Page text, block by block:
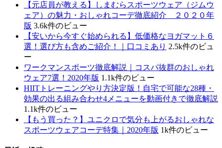
【元店員が教える︎】しまむらスポーツウェア（ジムウ
ェア）の魅力・おしゃれコーデ徹底紹介 ２０２０年
版 3.6k件のビュー
【安いから今すぐ始められる】低価格なヨガマット６
選！選び方も含めご紹介！｜口コミあり 2.5k件のビュ
ー
ワークマンスポーツ徹底解説｜コスパ抜群のおしゃれ
ウェア7選！2020年版 1.1k件のビュー
HIITトレーニングやり方決定版！自宅で可能な28種・
効果の出る組み合わせ4メニューを動画付きで徹底解説
1.1k件のビュー
【もう買った？】ユニクロで気分も上がるおしゃれな
スポーツウェアコーデ特集｜2020年版 1k件のビュー